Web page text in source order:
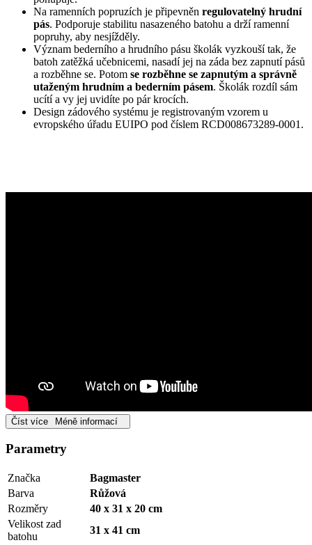
Na ramenních popruzích je připevněn regulovatelný hrudní
pás. Podporuje stabilitu nasazeného batohu a drží ramenní
popruhy, aby nesjížděly.
Význam bederního a hrudního pásu školák vyzkouší tak, že
batoh zatěžká učebnicemi, nasadí jej na záda bez zapnutí pásů
a rozběhne se. Potom se rozběhne se zapnutým a správně
utaženým hrudním a bederním pásem. Školák rozdíl sám
ucítí a vy jej uvidíte po pár krocích.
Design zádového systému je registrovaným vzorem u
evropského úřadu EUIPO pod číslem RCD008673289-0001.
Číst více Méně informací
Parametry
Značka
Bagmaster
Barva
Růžová
Rozměry
40 x 31 x 20 cm
Velikost zad
batohu
31 x 41 cm